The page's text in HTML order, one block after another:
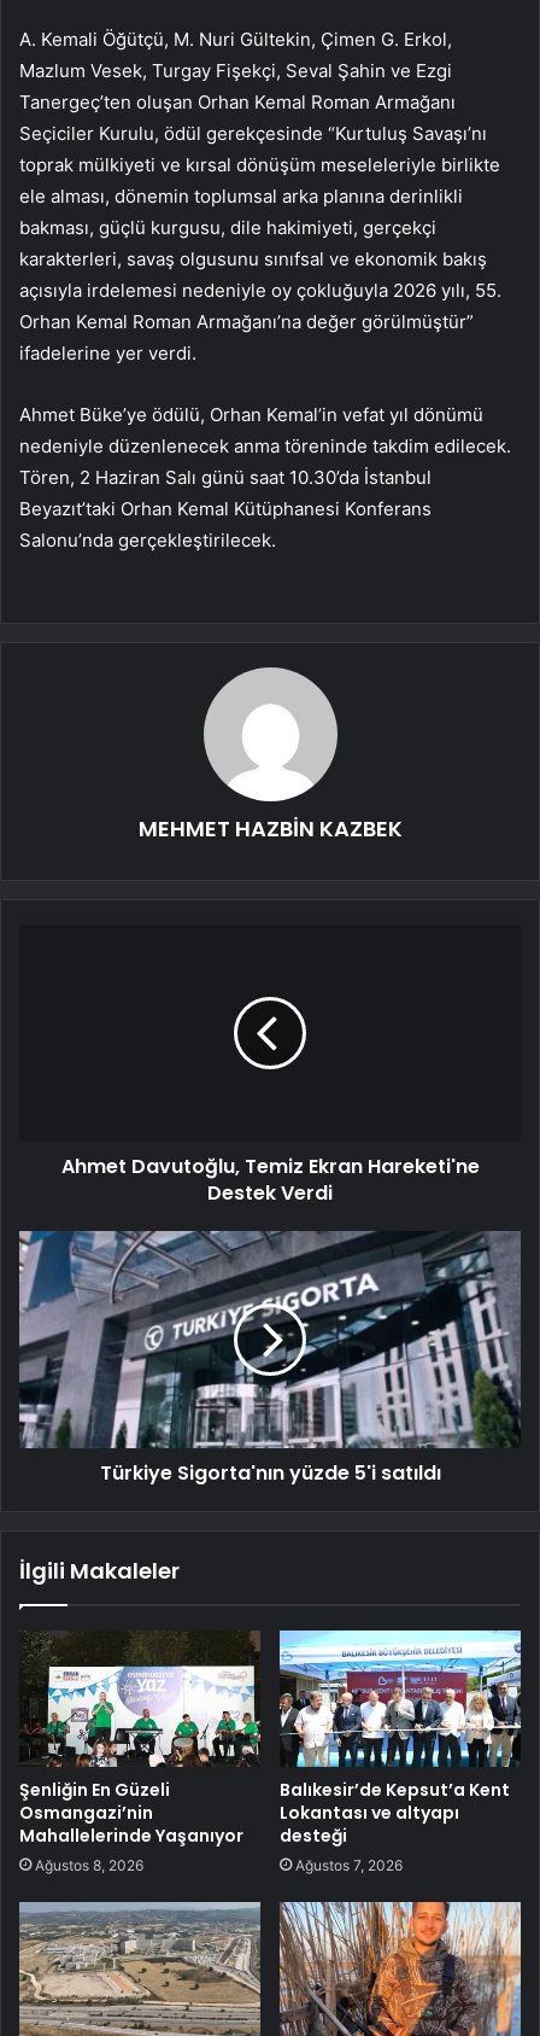
A. Kemali Öğütçü, M. Nuri Gültekin, Çimen G. Erkol,
Mazlum Vesek, Turgay Fişekçi, Seval Şahin ve Ezgi
Tanergeç’ten oluşan Orhan Kemal Roman Armağanı
Seçiciler Kurulu, ödül gerekçesinde “Kurtuluş Savaşı’nı
toprak mülkiyeti ve kırsal dönüşüm meseleleriyle birlikte
ele alması, dönemin toplumsal arka planına derinlikli
bakması, güçlü kurgusu, dile hakimiyeti, gerçekçi
karakterleri, savaş olgusunu sınıfsal ve ekonomik bakış
açısıyla irdelemesi nedeniyle oy çokluğuyla 2026 yılı, 55.
Orhan Kemal Roman Armağanı’na değer görülmüştür”
ifadelerine yer verdi.
Ahmet Büke’ye ödülü, Orhan Kemal’in vefat yıl dönümü
nedeniyle düzenlenecek anma töreninde takdim edilecek.
Tören, 2 Haziran Salı günü saat 10.30’da İstanbul
Beyazıt’taki Orhan Kemal Kütüphanesi Konferans
Salonu’nda gerçekleştirilecek.
MEHMET HAZBİN KAZBEK
Ahmet Davutoğlu, Temiz Ekran Hareketi'ne
Destek Verdi
Türkiye Sigorta'nın yüzde 5'i satıldı
İlgili Makaleler
Şenliğin En Güzeli
Osmangazi’nin
Mahallelerinde Yaşanıyor
Ağustos 8, 2026
Balıkesir’de Kepsut’a Kent
Lokantası ve altyapı
desteği
Ağustos 7, 2026